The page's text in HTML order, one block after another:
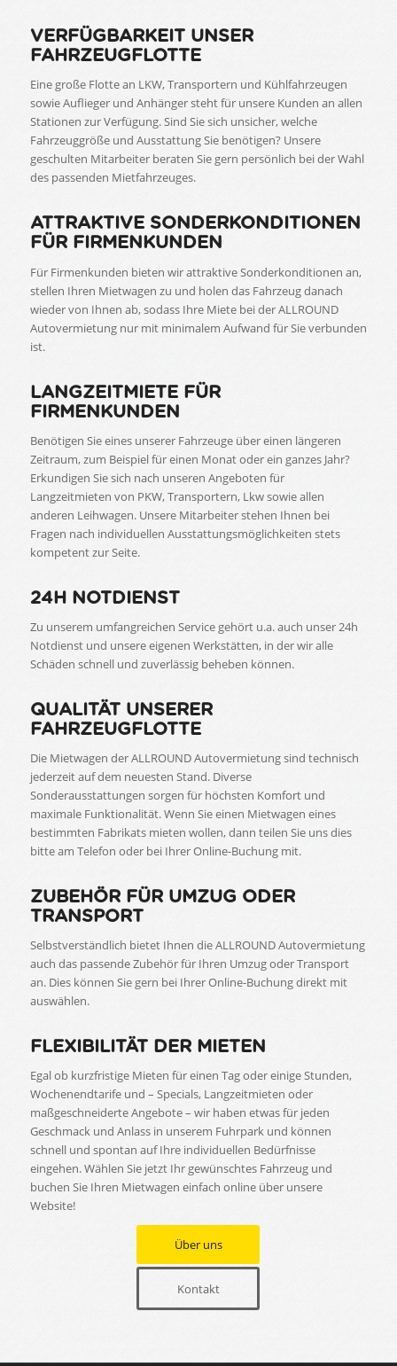
VERFÜGBARKEIT UNSER
FAHRZEUGFLOTTE
Eine große Flotte an LKW, Transportern und Kühlfahrzeugen
sowie Auflieger und Anhänger steht für unsere Kunden an allen
Stationen zur Verfügung. Sind Sie sich unsicher, welche
Fahrzeuggröße und Ausstattung Sie benötigen? Unsere
geschulten Mitarbeiter beraten Sie gern persönlich bei der Wahl
des passenden Mietfahrzeuges.
ATTRAKTIVE SONDERKONDITIONEN
FÜR FIRMENKUNDEN
Für Firmenkunden bieten wir attraktive Sonderkonditionen an,
stellen Ihren Mietwagen zu und holen das Fahrzeug danach
wieder von Ihnen ab, sodass Ihre Miete bei der ALLROUND
Autovermietung nur mit minimalem Aufwand für Sie verbunden
ist.
LANGZEITMIETE FÜR
FIRMENKUNDEN
Benötigen Sie eines unserer Fahrzeuge über einen längeren
Zeitraum, zum Beispiel für einen Monat oder ein ganzes Jahr?
Erkundigen Sie sich nach unseren Angeboten für
Langzeitmieten von PKW, Transportern, Lkw sowie allen
anderen Leihwagen. Unsere Mitarbeiter stehen Ihnen bei
Fragen nach individuellen Ausstattungsmöglichkeiten stets
kompetent zur Seite.
24H NOTDIENST
Zu unserem umfangreichen Service gehört u.a. auch unser 24h
Notdienst und unsere eigenen Werkstätten, in der wir alle
Schäden schnell und zuverlässig beheben können.
QUALITÄT UNSERER
FAHRZEUGFLOTTE
Die Mietwagen der ALLROUND Autovermietung sind technisch
jederzeit auf dem neuesten Stand. Diverse
Sonderausstattungen sorgen für höchsten Komfort und
maximale Funktionalität. Wenn Sie einen Mietwagen eines
bestimmten Fabrikats mieten wollen, dann teilen Sie uns dies
bitte am Telefon oder bei Ihrer Online-Buchung mit.
ZUBEHÖR FÜR UMZUG ODER
TRANSPORT
Selbstverständlich bietet Ihnen die ALLROUND Autovermietung
auch das passende Zubehör für Ihren Umzug oder Transport
an. Dies können Sie gern bei Ihrer Online-Buchung direkt mit
auswählen.
FLEXIBILITÄT DER MIETEN
Egal ob kurzfristige Mieten für einen Tag oder einige Stunden,
Wochenendtarife und – Specials, Langzeitmieten oder
maßgeschneiderte Angebote – wir haben etwas für jeden
Geschmack und Anlass in unserem Fuhrpark und können
schnell und spontan auf Ihre individuellen Bedürfnisse
eingehen. Wählen Sie jetzt Ihr gewünschtes Fahrzeug und
buchen Sie Ihren Mietwagen einfach online über unsere
Website!
Über uns
Kontakt